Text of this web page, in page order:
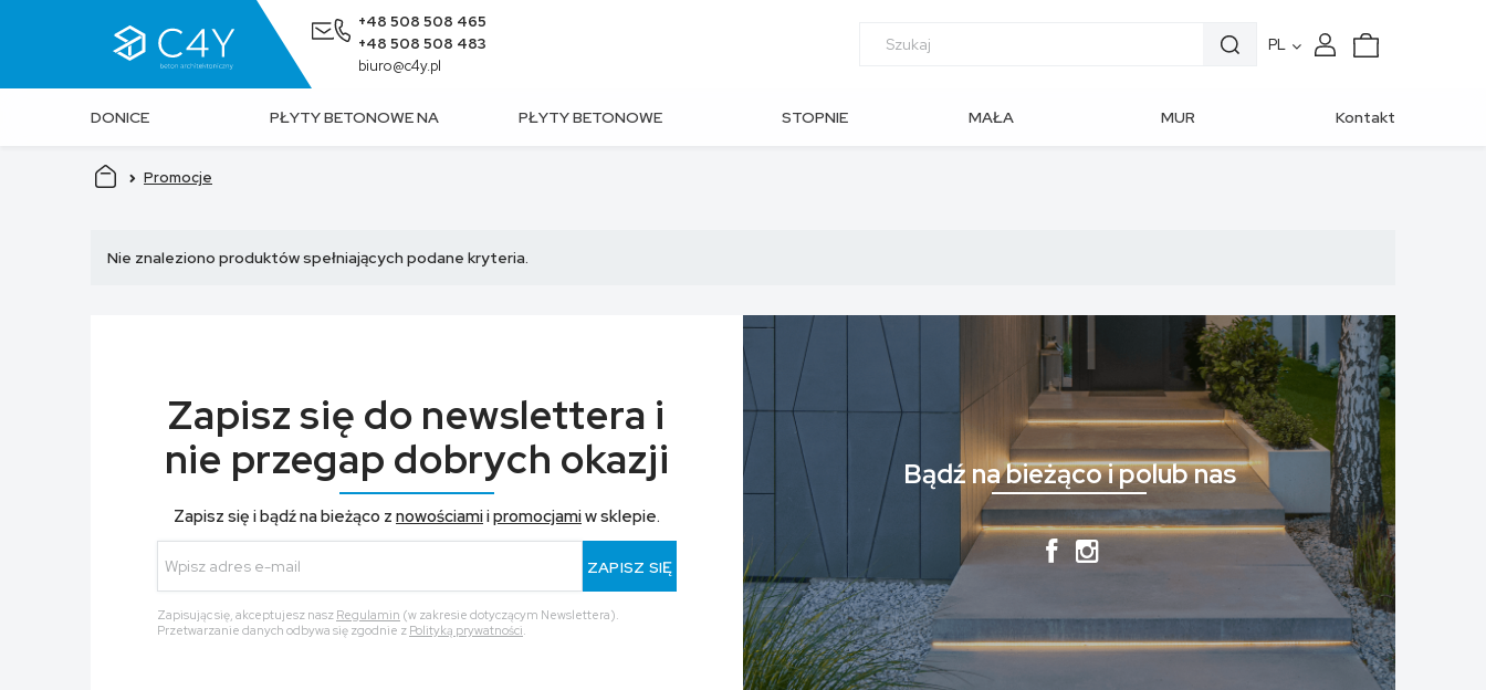
+48 508 508 465
+48 508 508 483
biuro@c4y.pl
PL
DONICE
BETONOWE
PŁYTY BETONOWE NA PŁYTY BETONOWE STOPNIE MAŁA MUR Kontakt
Promocje
Nie znaleziono produktów spełniających podane kryteria.
Zapisz się do newslettera i
nie przegap dobrych okazji
Zapisz się i bądź na bieżąco z nowościamiipromocjamiw sklepie.
ZAPISZ SIĘ
Zapisując się, akceptujesz nasz Regulamin (w zakresie dotyczącym Newslettera).
Przetwarzanie danych odbywa się zgodnie z Polityką prywatności
Bądź na bieżąco i polub nas